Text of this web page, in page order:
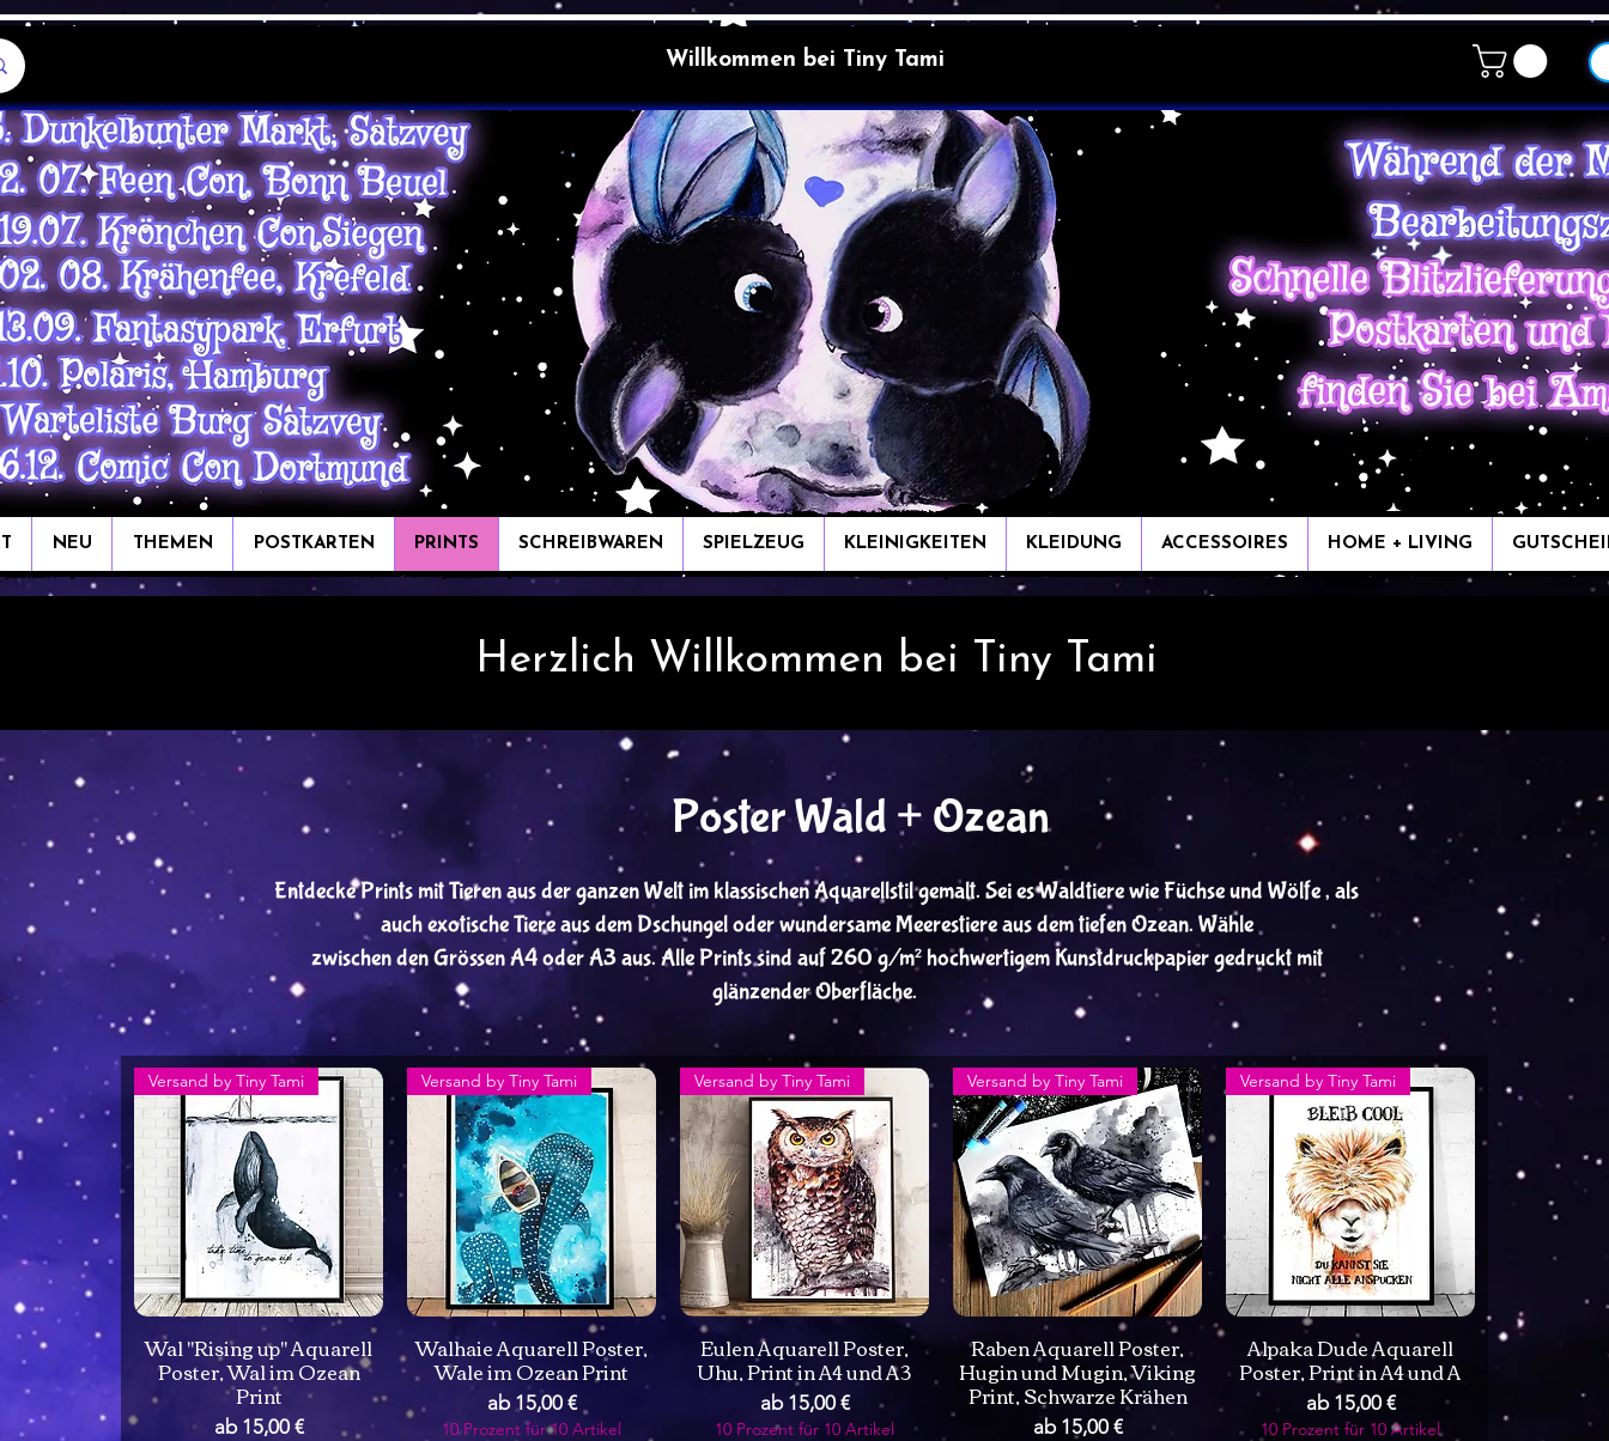
Willkommen bei Tiny Tami
NEU THEMEN POSTKARTEN PRINTS SCHREIBWAREN SPIELZEUG KLEINIGKEITEN KLEIDUNG ACCESSOIRES HOME + LIVING
Herzlich Willkommen bei Tiny Tami
Poster Wald + Ozean
Entdecke Prints mit Tieren aus der ganzen Welt im klassischen Aquarellstil gemalt. Sei es Waldtiere wie Füchse und Wölfe , als
auch exotische Tiere aus dem Dschungel oder wundersame Meerestiere aus dem tiefen Ozean. Wähle
zwischen den Grössen A4 oder A3 aus. Alle Prints sind auf 260 g/m² hochwertigem Kunstdruckpapier gedruckt mit
glänzender Oberfläche.
Versand by Tiny Tami
Wal "Rising up" Aquarell
Poster, Wal im Ozean
Print
ab 15,00 €
Sale-Preis
Versand by Tiny Tami
Walhaie Aquarell Poster,
Wale im Ozean Print
ab 15,00 €
Sale-Preis
10 Prozent für 10 Artikel
Versand by Tiny Tami
Eulen Aquarell Poster,
Uhu, Print in A4 und A3
ab 15,00 €
Sale-Preis
10 Prozent für 10 Artikel
Versand by Tiny Tami
Raben Aquarell Poster,
Hugin und Mugin, Viking
Print, Schwarze Krähen
ab 15,00 €
Sale-Preis
Versand by Tiny Tami
Alpaka Dude Aquarell
Poster, Print in A4 und A
ab 15,00 €
Sale-Preis
10 Prozent für 10 Artikel